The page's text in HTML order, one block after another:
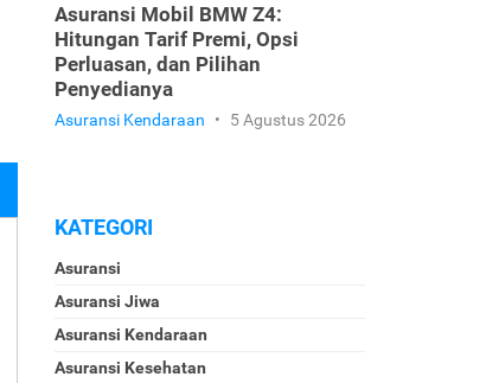
Asuransi Mobil BMW Z4:
Hitungan Tarif Premi, Opsi
Perluasan, dan Pilihan
Penyedianya
Asuransi Kendaraan • 5 Agustus 2026
KATEGORI
Asuransi
Asuransi Jiwa
Asuransi Kendaraan
Asuransi Kesehatan